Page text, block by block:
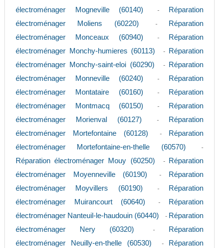
électroménager Mogneville (60140)
-
Réparation
électroménager Moliens (60220)
-
Réparation
électroménager Monceaux (60940)
-
Réparation
électroménager Monchy-humieres (60113)
-
Réparation
électroménager Monchy-saint-eloi (60290)
-
Réparation
électroménager Monneville (60240)
-
Réparation
électroménager Montataire (60160)
-
Réparation
électroménager Montmacq (60150)
-
Réparation
électroménager Morienval (60127)
-
Réparation
électroménager Mortefontaine (60128)
-
Réparation
électroménager Mortefontaine-en-thelle (60570)
-
Réparation électroménager Mouy (60250) -
Réparation
électroménager Moyenneville (60190)
-
Réparation
électroménager Moyvillers (60190)
-
Réparation
électroménager Muirancourt (60640)
-
Réparation
électroménager Nanteuil-le-haudouin (60440)
- Réparation
électroménager Nery (60320)
-
Réparation
électroménager Neuilly-en-thelle (60530)
-
Réparation